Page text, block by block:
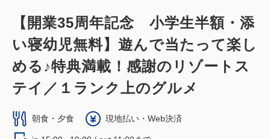
メインタワー和室
ジャパニーズデラックス（メインタワ
ー）
禁煙 57平米（10畳＋6畳＋広縁）
【開業35周年記念 小学生半額・添
い寝幼児無料】遊んで当たって楽し
める♪特典満載！感謝のリゾートス
テイ／１ランク上のグルメ
朝食・夕食 現地払い・Web決済